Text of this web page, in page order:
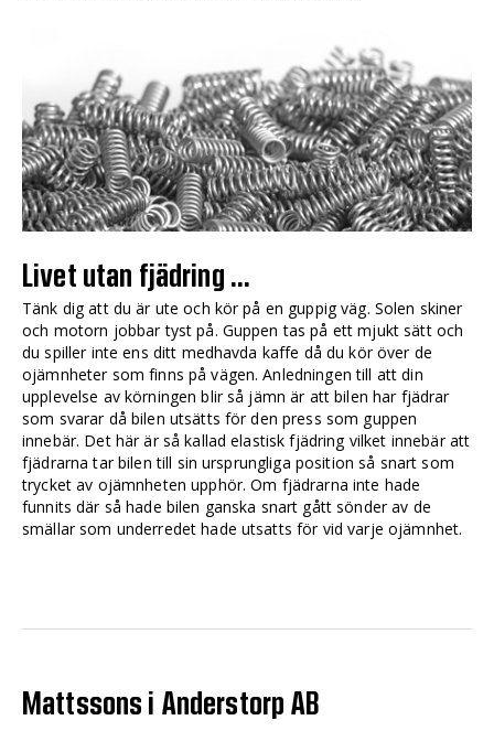
Livet utan fjädring …
Tänk dig att du är ute och kör på en guppig väg. Solen skiner
och motorn jobbar tyst på. Guppen tas på ett mjukt sätt och
du spiller inte ens ditt medhavda kaffe då du kör över de
ojämnheter som finns på vägen. Anledningen till att din
upplevelse av körningen blir så jämn är att bilen har fjädrar
som svarar då bilen utsätts för den press som guppen
innebär. Det här är så kallad elastisk fjädring vilket innebär att
fjädrarna tar bilen till sin ursprungliga position så snart som
trycket av ojämnheten upphör. Om fjädrarna inte hade
funnits där så hade bilen ganska snart gått sönder av de
smällar som underredet hade utsatts för vid varje ojämnhet.
Mattssons i Anderstorp AB